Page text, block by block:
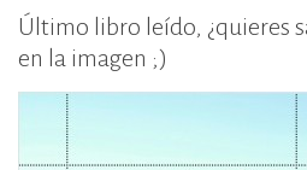
Último libro leído, ¿quieres
en la imagen ;)